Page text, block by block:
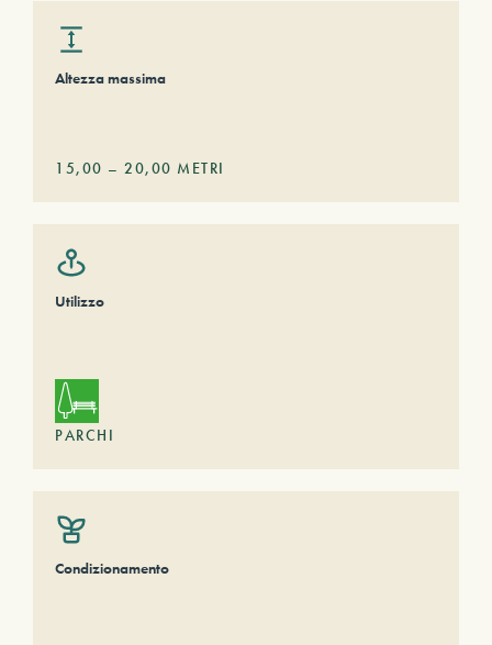
Altezza massima
15,00 – 20,00 METRI
Utilizzo
PARCHI
Condizionamento